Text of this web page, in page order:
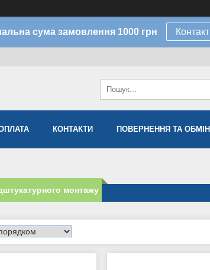
сума замовлення 1000 грн
КОНТАКТИ ПОВЕРНЕННЯ ТА ОБМІН
монтажу